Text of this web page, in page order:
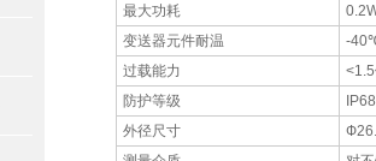
最大功耗
变送器元件耐温
-
过载能力
防护等级
IP68
外径尺寸